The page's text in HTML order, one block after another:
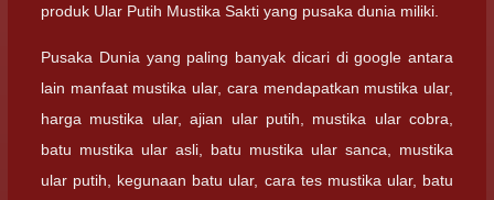
produk Ular Putih Mustika Sakti yang pusaka dunia miliki.
Pusaka Dunia yang paling banyak dicari di google antara
lain manfaat mustika ular, cara mendapatkan mustika ular,
harga mustika ular, ajian ular putih, mustika ular cobra,
batu mustika ular asli, batu mustika ular sanca, mustika
ular putih, kegunaan batu ular, cara tes mustika ular, batu